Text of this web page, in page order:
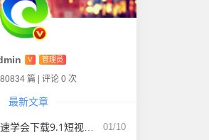
V 管理员
篇 评论 0 次
最新文章
01/10
下载9.1短视频的方法